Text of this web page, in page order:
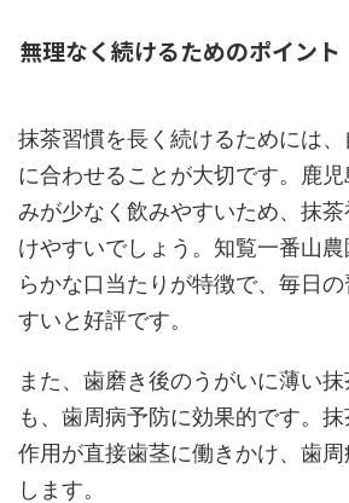
無理なく続けるためのポイント
抹茶習慣を長く続けるためには
に合わせることが大切です。鹿
みが少なく飲みやすいため、抹
けやすいでしょう。知覧一番山
らかな口当たりが特徴で、毎日
すいと好評です。
また、歯磨き後のうがいに薄い
も、歯周病予防に効果的です。
作用が直接歯茎に働きかけ、歯
します。